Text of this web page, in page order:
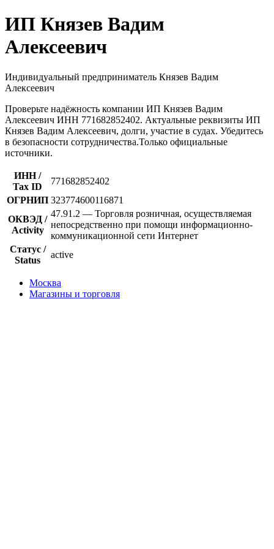
ИП Князев Вадим
Алексеевич
Индивидуальный предприниматель Князев Вадим
Алексеевич
Проверьте надёжность компании ИП Князев Вадим
Алексеевич ИНН 771682852402. Актуальные реквизиты ИП
Князев Вадим Алексеевич, долги, участие в судах. Убедитесь
в безопасности сотрудничества.Только официальные
источники.
ИНН /
Tax ID
771682852402
ОГРНИП 323774600116871
ОКВЭД /
Activity
47.91.2 — Торговля розничная, осуществляемая
непосредственно при помощи информационно-
коммуникационной сети Интернет
Статус /
Status
active
Москва
Магазины и торговля